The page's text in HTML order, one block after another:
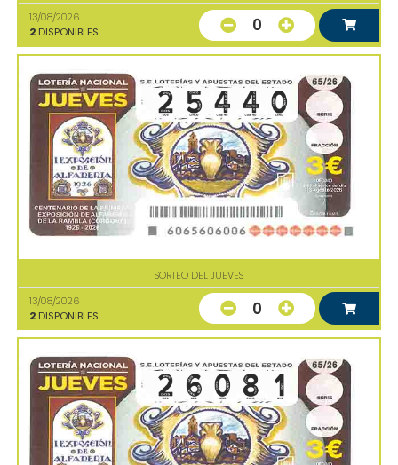
13/08/2026
2 DISPONIBLES 0
SORTEO DEL JUEVES
13/08/2026
2 DISPONIBLES 0